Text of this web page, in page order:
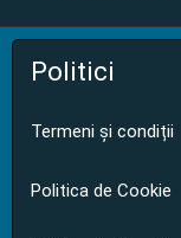
Politici
Termeni și condiții
Politica de Cookie